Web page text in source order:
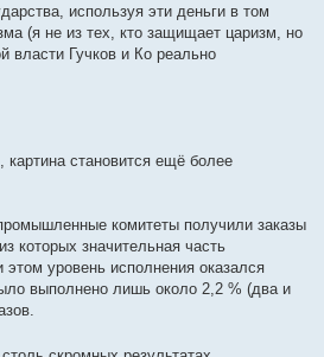
используя эти деньги в том
(я не из тех, кто защищает царизм, но
власти Гучков и Ко реально
становится ещё более
комитеты получили заказы
которых значительная часть
уровень исполнения оказался
выполнено лишь около 2,2 % (два и